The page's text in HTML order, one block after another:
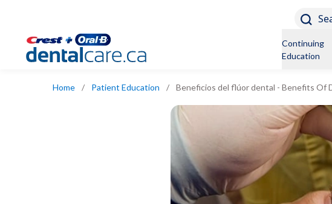
Continuing
Education
Home / Patient Education / Beneficios del flúor dental - Benefits Of